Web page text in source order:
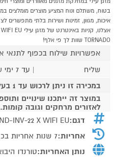
איכות, מגוון, זמינות ושירות בלתי מתפשרים
TORNADO שוות לך פי אלף!
אפשרויות שילוח בכפוף
שליח
| עד 7 ימי עסקים |
במכירה זו ניתן לרכוש עד 1 בעלות משלוח אחד
במוצר זה ייתכנו שינויים
לאזורים מרחקים וגובה קומות.
דגם:INV-22 X WIFI EU
אחריות:7 שנות אחריות בכפוף לתקנון טורנדו
נותן האחריות:טורנדו